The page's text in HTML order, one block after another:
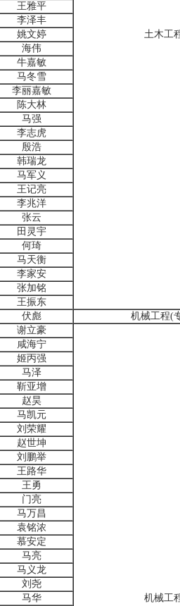
土木工
王雅平
李泽丰
姚文婷
海伟
牛嘉敏
马冬雪
李丽嘉敏
陈大林
马强
李志虎
殷浩
韩瑞龙
马军义
王记亮
李兆洋
张云
田灵宇
何琦
马天衡
李家安
张加铭
王振东
伏彪
机械工程(
谢立豪
机械工
咸海宁
姬丙强
马泽
靳亚增
赵昊
马凯元
刘荣耀
赵世坤
刘鹏举
王路华
王勇
门亮
马万昌
袁铭浓
慕安定
马亮
马义龙
刘尧
马华